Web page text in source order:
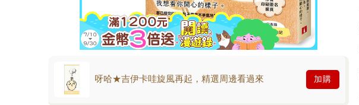
呀哈★吉伊卡哇旋風再起，精選周邊看過來 加購